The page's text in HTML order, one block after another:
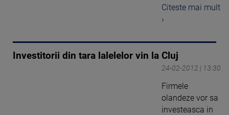
Citeste mai mult
›
Investitorii din tara lalelelor vin la Cluj
24-02-2012 | 13:30
Firmele
olandeze vor sa
investeasca in